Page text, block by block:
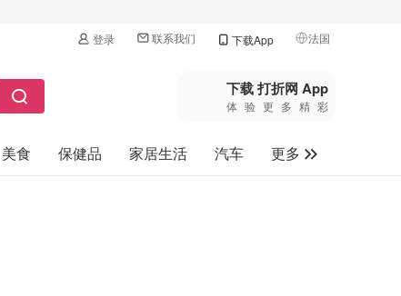
登录 联系我们 下载App 法国
🇺🇸美国
🇨🇳中国
🇨🇦加拿大
下载 打折网 App
体验更多精彩
美食 保健品 家居生活 汽车
更多